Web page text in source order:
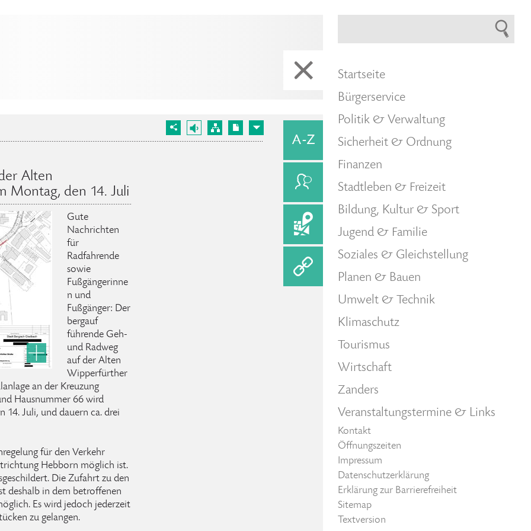
Alten
Montag, den 14. Juli
Gute
Nachrichten
für
Radfahrende
sowie
Fußgängerinne
n und
Fußgänger: Der
bergauf
führende Geh-
und Radweg
auf der Alten
Wipperfürther
an der Kreuzung
Hausnummer 66 wird
14. Juli, und dauern ca. drei
für den Verkehr
Hebborn möglich ist.
Die Zufahrt zu den
deshalb in dem betroffenen
Es wird jedoch jederzeit
zu gelangen.
Startseite
Bürgerservice
Politik & Verwaltung
Sicherheit & Ordnung
Finanzen
Stadtleben & Freizeit
Bildung, Kultur & Sport
Jugend & Familie
Soziales & Gleichstellung
Planen & Bauen
Umwelt & Technik
Klimaschutz
Tourismus
Wirtschaft
Zanders
Veranstaltungstermine & Links
Kontakt
Öffnungszeiten
Impressum
Datenschutzerklärung
Erklärung zur Barrierefreiheit
Sitemap
Textversion